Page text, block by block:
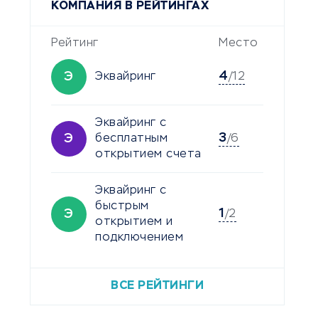
КОМПАНИЯ В РЕЙТИНГАХ
Рейтинг Место
Э Эквайринг 4/12
Э
Эквайринг с
бесплатным
открытием счета
3/6
Э
Эквайринг с
быстрым
открытием и
подключением
1 /2
ВСЕ РЕЙТИНГИ